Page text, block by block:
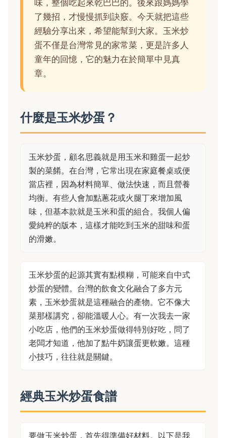
味，整個吃起來乾巴巴的。後來跟媽媽學
了幾招，才慢慢抓到訣竅。今天就把這些
經驗分享出來，希望能幫到大家。玉米炒
蛋不僅是台灣常見的家常菜，更是許多人
童年的回憶，它的魅力在於簡單中見真
章。
什麼是玉米炒蛋？
玉米炒蛋，顧名思義就是用玉米和雞蛋一起炒
製的菜餚。在台灣，它常出現在家庭餐桌或便
當店裡，因為材料簡單、做法快速，而且營養
均衡。有些人會加點蔥花或火腿丁來增加風
味，但基本款就是玉米和蛋的組合。我個人偏
愛純粹的版本，這樣才能吃到玉米的甜味和蛋
的滑嫩。
玉米炒蛋的起源其實有點模糊，可能來自中式
炒蛋的變體。台灣的飲食文化融合了多方元
素，玉米炒蛋就是這種融合的產物。它不像大
菜那樣講究，卻能溫暖人心。有一次我去一家
小吃店，他們的玉米炒蛋做得特別好吃，問了
老闆才知道，他加了點牛奶讓蛋更軟嫩。這種
小技巧，往往就是關鍵。
經典玉米炒蛋食譜
要做玉米炒蛋，首先得準備好材料。以下是我